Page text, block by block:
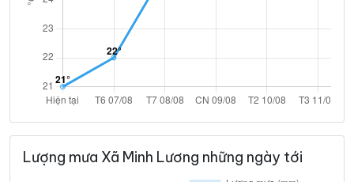
Lượng mưa Xã Minh Lương những ngày tới